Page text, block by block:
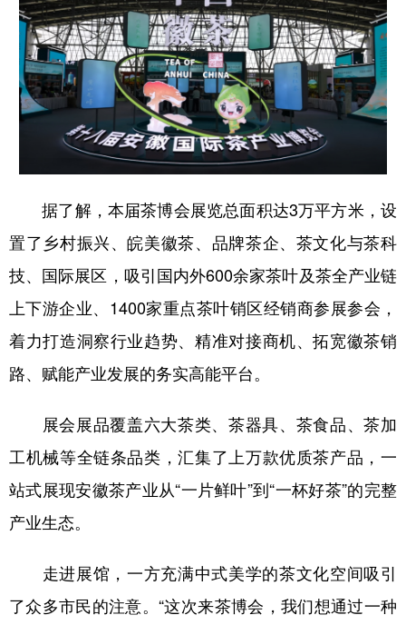
彩票 娱乐 时尚 悦读
公益 一带一路 亚太网 上市公司
文化产业
地方频道
辽宁 吉林 上海 江苏
浙江 安徽 福建 江西
山东 河南 湖北 湖南
广东 广西 海南 重庆
四川 贵州 云南
陕西 甘肃 青海 宁夏
新疆 内蒙古 黑龙江
多语种频道
English Español Français عربى
Русский язык 日本語 한국어
据了解，本届茶博会展览总面积达3万平方米，设
置了乡村振兴、皖美徽茶、品牌茶企、茶文化与茶科
技、国际展区，吸引国内外600余家茶叶及茶全产业链
上下游企业、1400家重点茶叶销区经销商参展参会，
着力打造洞察行业趋势、精准对接商机、拓宽徽茶销
路、赋能产业发展的务实高能平台。
展会展品覆盖六大茶类、茶器具、茶食品、茶加
工机械等全链条品类，汇集了上万款优质茶产品，一
站式展现安徽茶产业从“一片鲜叶”到“一杯好茶”的完整
产业生态。
走进展馆，一方充满中式美学的茶文化空间吸引
了众多市民的注意。“这次来茶博会，我们想通过一种